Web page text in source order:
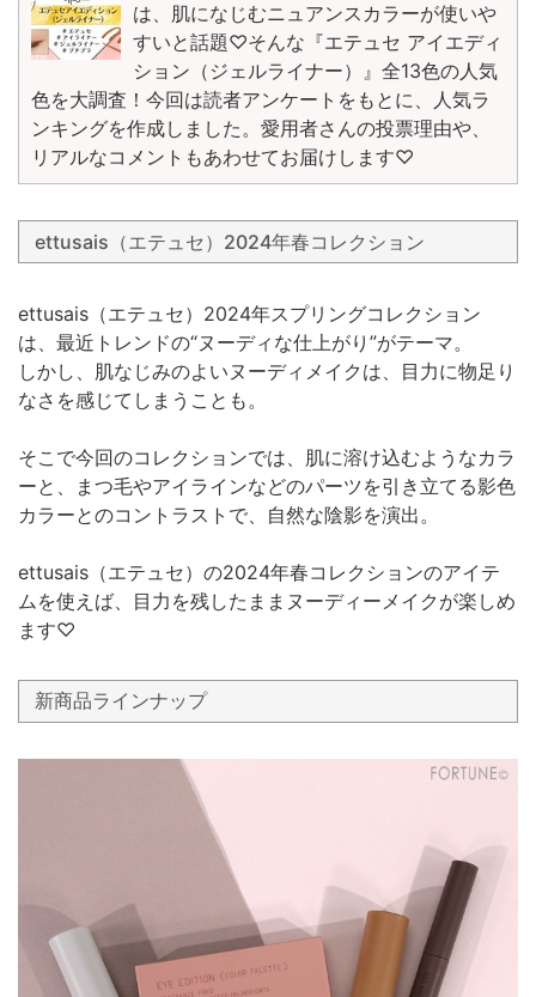
は、肌になじむニュアンスカラーが使いや
すいと話題♡そんな『エテュセ アイエディ
ション（ジェルライナー）』全13色の人気
色を大調査！今回は読者アンケートをもとに、人気ラ
ンキングを作成しました。愛用者さんの投票理由や、
リアルなコメントもあわせてお届けします♡
ettusais（エテュセ）2024年春コレクション
ettusais（エテュセ）2024年スプリングコレクション
は、最近トレンドの“ヌーディな仕上がり”がテーマ。
しかし、肌なじみのよいヌーディメイクは、目力に物足り
なさを感じてしまうことも。
そこで今回のコレクションでは、肌に溶け込むようなカラ
ーと、まつ毛やアイラインなどのパーツを引き立てる影色
カラーとのコントラストで、自然な陰影を演出。
ettusais（エテュセ）の2024年春コレクションのアイテ
ムを使えば、目力を残したままヌーディーメイクが楽しめ
ます♡
新商品ラインナップ